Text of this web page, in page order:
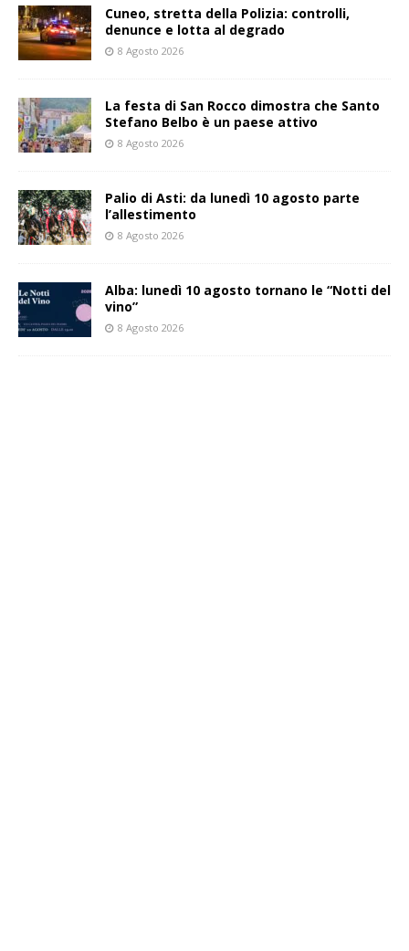
Cuneo, stretta della Polizia: controlli,
denunce e lotta al degrado
8 Agosto 2026
La festa di San Rocco dimostra che Santo
Stefano Belbo è un paese attivo
8 Agosto 2026
Palio di Asti: da lunedì 10 agosto parte
l’allestimento
8 Agosto 2026
Alba: lunedì 10 agosto tornano le “Notti del
vino”
8 Agosto 2026